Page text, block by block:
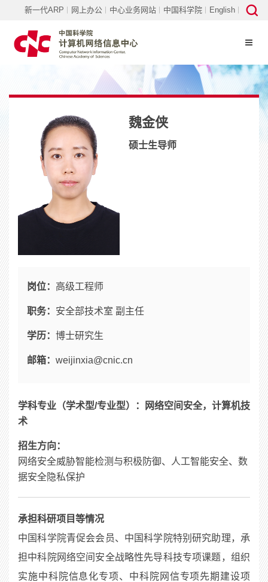
新一代ARP 网上办公 中心业务网站 中国科学院 English
魏金侠
硕士生导师
岗位： 高级工程师
职务： 安全部技术室 副主任
学历： 博士研究生
邮箱： weijinxia@cnic.cn
学科专业（学术型/专业型）：网络空间安全，计算机技
术
招生方向：
网络安全威胁智能检测与积极防御、人工智能安全、数
据安全隐私保护
承担科研项目等情况
中国科学院青促会会员、中国科学院特别研究助理，承
担中科院网络空间安全战略性先导科技专项课题，组织
实施中科院信息化专项、中科院网信专项先期建设项